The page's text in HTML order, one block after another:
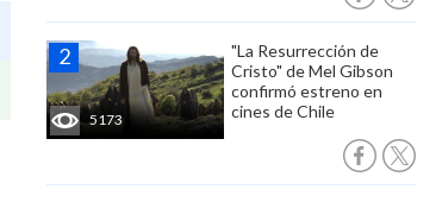
5173
"La Resurrección de
Cristo" de Mel Gibson
confirmó estreno en
cines de Chile